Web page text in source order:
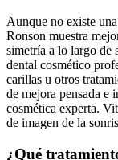
Aunque no existe
Ronson muestra
simetría a lo largo de
dental cosmético
carillas u otros
de mejora pensada e
cosmética experta.
de imagen de la
¿Qué